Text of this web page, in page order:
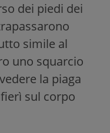
dei piedi dei
simile al
uno squarcio
la piaga
sul corpo